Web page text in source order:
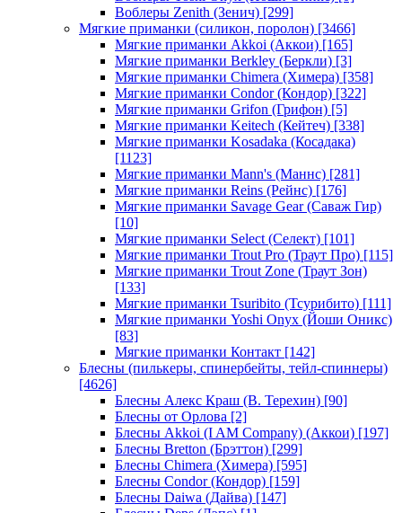
Воблеры Zenith (Зенич) [299]
Мягкие приманки (силикон, поролон) [3466]
Мягкие приманки Akkoi (Аккои) [165]
Мягкие приманки Berkley (Беркли) [3]
Мягкие приманки Chimera (Химера) [358]
Мягкие приманки Condor (Кондор) [322]
Мягкие приманки Grifon (Грифон) [5]
Мягкие приманки Keitech (Кейтеч) [338]
Мягкие приманки Kosadaka (Косадака)
[1123]
Мягкие приманки Mann's (Маннс) [281]
Мягкие приманки Reins (Рейнс) [176]
Мягкие приманки Savage Gear (Саваж Гир)
[10]
Мягкие приманки Select (Селект) [101]
Мягкие приманки Trout Pro (Траут Про) [115]
Мягкие приманки Trout Zone (Траут Зон)
[133]
Мягкие приманки Tsuribito (Тсурибито) [111]
Мягкие приманки Yoshi Onyx (Йоши Оникс)
[83]
Мягкие приманки Контакт [142]
Блесны (пилькеры, спинербейты, тейл-спиннеры)
[4626]
Блесны Алекс Краш (В. Терехин) [90]
Блесны от Орлова [2]
Блесны Akkoi (I AM Company) (Аккои) [197]
Блесны Bretton (Брэттон) [299]
Блесны Chimera (Химера) [595]
Блесны Condor (Кондор) [159]
Блесны Daiwa (Дайва) [147]